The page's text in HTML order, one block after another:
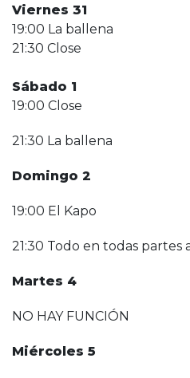
Viernes 31
19:00 La ballena
21:30 Close
Sábado 1
19:00 Close
21:30 La ballena
Domingo 2
19:00 El Kapo
21:30 Todo en todas partes
Martes 4
NO HAY FUNCIÓN
Miércoles 5